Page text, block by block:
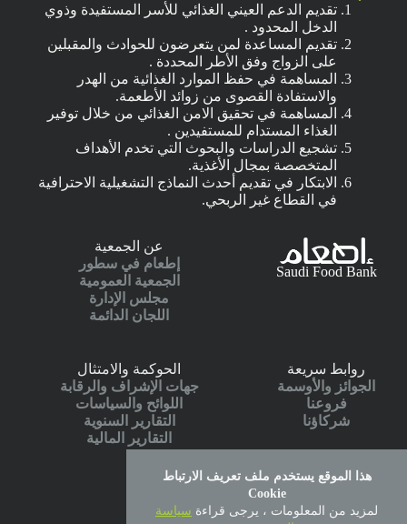
هذا الموقع يستخدم ملف تعريف الارتباط
Cookie
لمزيد من المعلومات ، يرجى قراءة سياسة
تقديم الدعم العيني الغذائي للأسر المستفيدة وذوي
الدخل المحدود .
تقديم المساعدة لمن يتعرضون للحوادث والمقبلين
على الزواج وفق الأطر المحددة .
المساهمة في حفظ الموارد الغذائية من الهدر
والاستفادة القصوى من زوائد الأطعمة.
المساهمة في تحقيق الامن الغذائي من خلال توفير
الغذاء المستدام للمستفيدين .
تشجيع الدراسات والبحوث التي تخدم الأهداف
المتخصصة بمجال الأغذية.
الابتكار في تقديم أحدث النماذج التشغيلية الاحترافية
في القطاع غير الربحي.
Saudi Food Bank
عن الجمعية
إطعام في سطور
الجمعية العمومية
مجلس الإدارة
اللجان الدائمة
روابط سريعة
الجوائز والأوسمة
فروعنا
شركاؤنا
الحوكمة والامتثال
جهات الإشراف والرقابة
اللوائح والسياسات
التقارير السنوية
التقارير المالية
الخدمات الالكترونية
أطلب إطعام